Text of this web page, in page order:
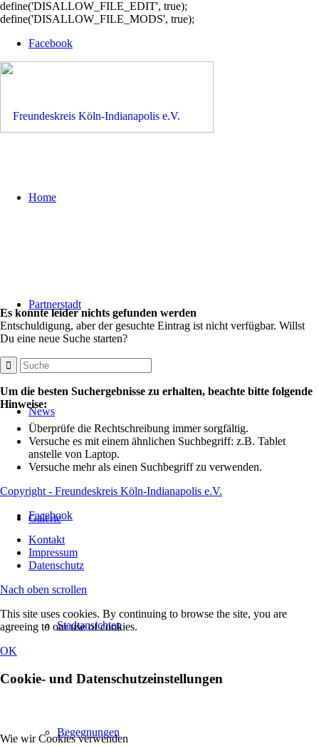
define('DISALLOW_FILE_EDIT', true);
define('DISALLOW_FILE_MODS', true);
Facebook
Home
Partnerstadt
News
Galerie
Stadtansichten
Begegnungen
Es konnte leider nichts gefunden werden
Entschuldigung, aber der gesuchte Eintrag ist nicht verfügbar. Willst
Du eine neue Suche starten?
Um die besten Suchergebnisse zu erhalten, beachte bitte folgende
Hinweise:
Überprüfe die Rechtschreibung immer sorgfältig.
Versuche es mit einem ähnlichen Suchbegriff: z.B. Tablet
anstelle von Laptop.
Versuche mehr als einen Suchbegriff zu verwenden.
Copyright - Freundeskreis Köln-Indianapolis e.V.
Facebook
Kontakt
Impressum
Datenschutz
Nach oben scrollen
This site uses cookies. By continuing to browse the site, you are
agreeing to our use of cookies.
OK
Cookie- und Datenschutzeinstellungen
Wie wir Cookies verwenden